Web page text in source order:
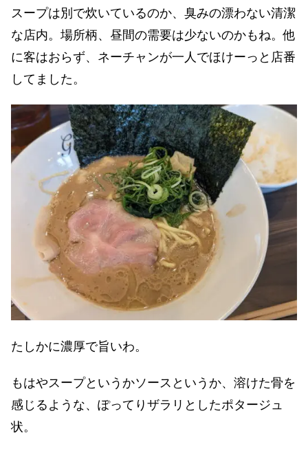
スープは別で炊いているのか、臭みの漂わない清潔
な店内。場所柄、昼間の需要は少ないのかもね。他
に客はおらず、ネーチャンが一人でほけーっと店番
してました。
たしかに濃厚で旨いわ。
もはやスープというかソースというか、溶けた骨を
感じるような、ぽってりザラリとしたポタージュ
状。